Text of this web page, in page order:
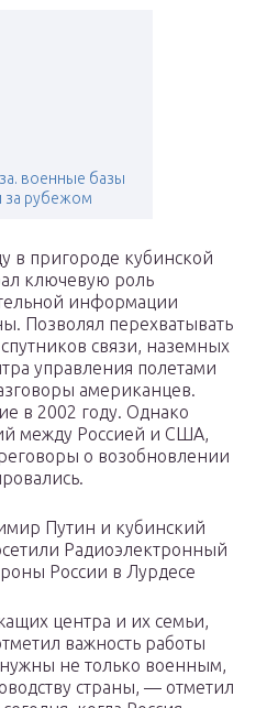
военные базы
за рубежом
в пригороде кубинской
ключевую роль
информации
Позволял перехватывать
связи, наземных
управления полетами
американцев.
в 2002 году. Однако
между Россией и США,
о возобновлении
Путин и кубинский
Радиоэлектронный
России в Лурдесе
центра и их семьи,
важность работы
нужны не только военным,
страны, — отметил